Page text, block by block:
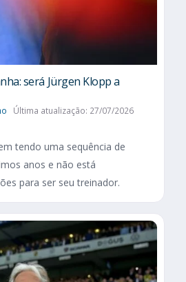
será Jürgen Klopp a
Última atualização: 27/07/2026
tendo uma sequência de
anos e não está
para ser seu treinador.